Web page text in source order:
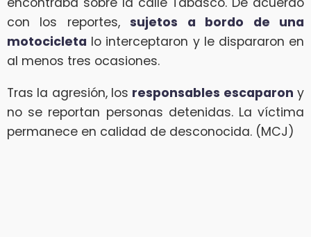
con los reportes,sujetos a bordo de una
motocicleta lo interceptaron y le dispararon en
al menos tres ocasiones.
Tras la agresión, los responsables escaparon y
no se reportan personas detenidas. La víctima
permanece en calidad de desconocida. (MCJ)